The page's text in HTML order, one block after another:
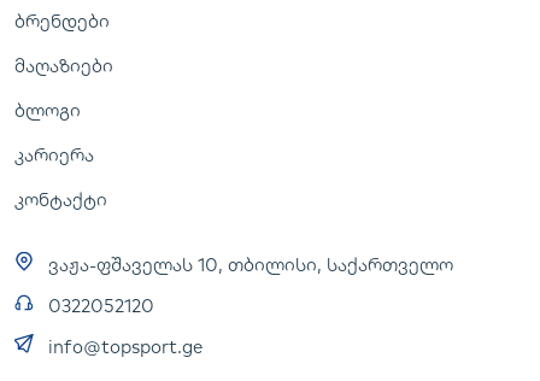
ბრენდები
მაღაზიები
ბლოგი
კარიერა
კონტაქტი
ვაჟა-ფშაველას 10, თბილისი, საქართველო
0322052120
info@topsport.ge